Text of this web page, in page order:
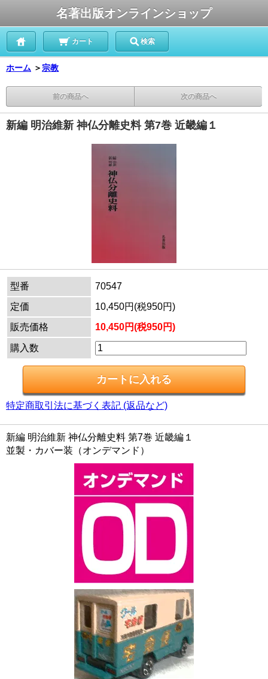
名著出版オンラインショップ
カート 検索
ホーム ＞ 宗教
前の商品へ 次の商品へ
新編 明治維新 神仏分離史料 第7巻 近畿編１
型番
70547
定価
10,450円(税950円)
販売価格
10,450円(税950円)
購入数
特定商取引法に基づく表記 (返品など)
新編 明治維新 神仏分離史料 第7巻 近畿編１
並製・カバー装（オンデマンド）